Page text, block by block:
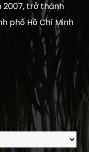
2007, trở thành
phố Hồ Chí Minh